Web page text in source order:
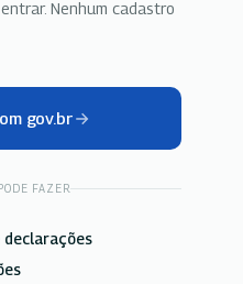
Nenhum cadastro
gov.br
FAZER
declarações